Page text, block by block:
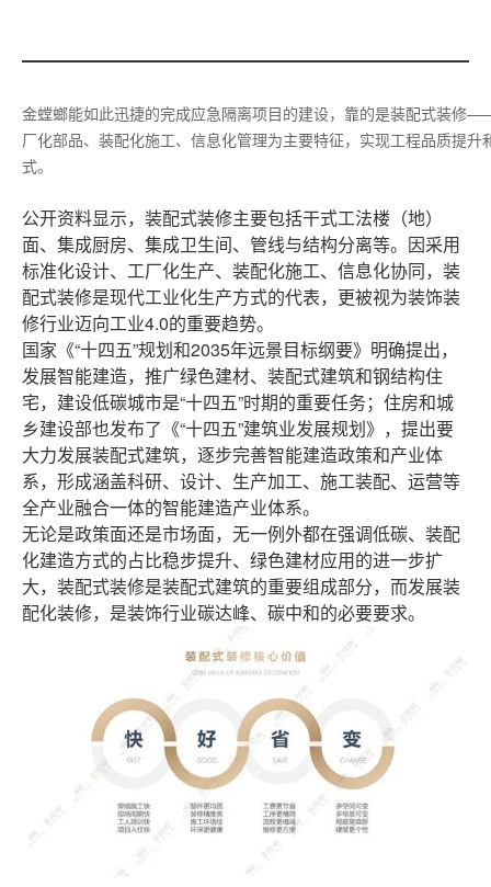
金螳螂能如此迅捷的完成应急隔离项目的建设，靠的是装配式装修
厂化部品、装配化施工、信息化管理为主要特征，实现工程品质提升
式。
公开资料显示，装配式装修主要包括干式工法楼（地）
面、集成厨房、集成卫生间、管线与结构分离等。因采用
标准化设计、工厂化生产、装配化施工、信息化协同，装
配式装修是现代工业化生产方式的代表，更被视为装饰装
修行业迈向工业4.0的重要趋势。
国家《“十四五”规划和2035年远景目标纲要》明确提出，
发展智能建造，推广绿色建材、装配式建筑和钢结构住
宅，建设低碳城市是“十四五”时期的重要任务；住房和城
乡建设部也发布了《“十四五”建筑业发展规划》，提出要
大力发展装配式建筑，逐步完善智能建造政策和产业体
系，形成涵盖科研、设计、生产加工、施工装配、运营等
全产业融合一体的智能建造产业体系。
无论是政策面还是市场面，无一例外都在强调低碳、装配
化建造方式的占比稳步提升、绿色建材应用的进一步扩
大，装配式装修是装配式建筑的重要组成部分，而发展装
配化装修，是装饰行业碳达峰、碳中和的必要要求。